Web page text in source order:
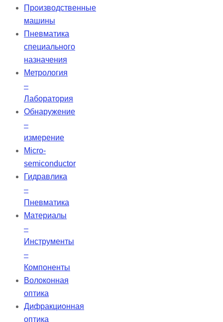
Производственные
машины
Пневматика
специального
назначения
Метрология
–
Лаборатория
Обнаружение
–
измерение
Micro-
semiconductor
Гидравлика
–
Пневматика
Материалы
–
Инструменты
–
Компоненты
Волоконная
оптика
Дифракционная
оптика